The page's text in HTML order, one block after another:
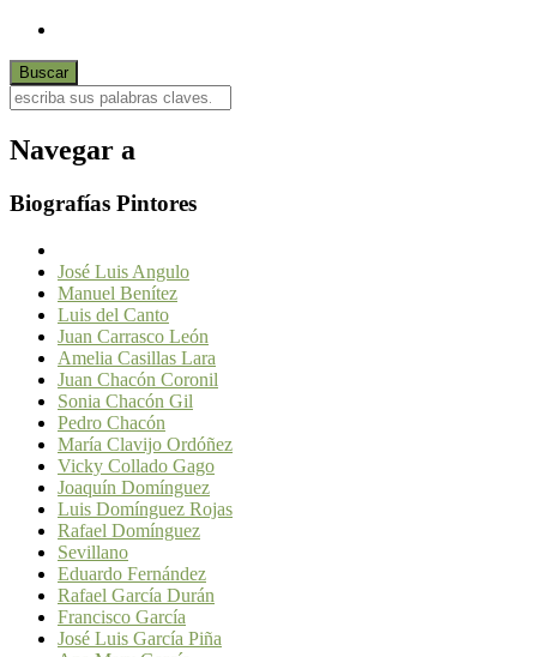
Navegar a
Biografías Pintores
José Luis Angulo
Manuel Benítez
Luis del Canto
Juan Carrasco León
Amelia Casillas Lara
Juan Chacón Coronil
Sonia Chacón Gil
Pedro Chacón
María Clavijo Ordóñez
Vicky Collado Gago
Joaquín Domínguez
Luis Domínguez Rojas
Rafael Domínguez
Sevillano
Eduardo Fernández
Rafael García Durán
Francisco García
José Luis García Piña